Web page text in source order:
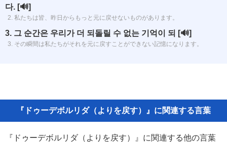
다. [🔊]
2. 私たちは皆、昨日からもっと元に戻せないものがあります。
3. 그 순간은 우리가 더 되돌릴 수 없는 기억이 되 [🔊]
3. その瞬間は私たちがそれを元に戻すことができない記憶になります。
『ドゥーデボルリダ（よりを戻す）』に関連する言葉
『ドゥーデボルリダ（よりを戻す）』に関連する他の言葉